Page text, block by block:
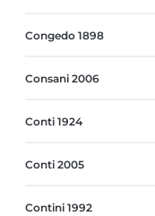
Congedo 1898
Consani 2006
Conti 1924
Conti 2005
Contini 1992